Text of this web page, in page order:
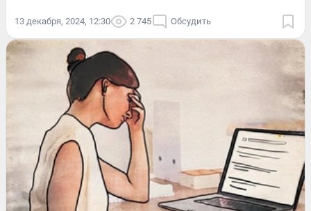
13 декабря, 2024, 12:30 2 745 Обсудить